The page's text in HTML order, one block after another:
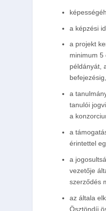
a képzési
a projekt
minimum 5
példányát,
a
tanulói
a
a
érintettel
a
vezetője
szerződés
az általa
Ösztöndíj